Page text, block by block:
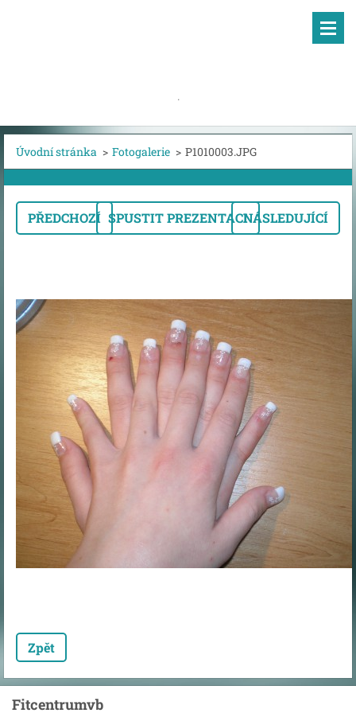
.
Úvodní stránka > Fotogalerie > P1010003.JPG
PŘEDCHOZÍ SPUSTIT PREZENTACINÁSLEDUJÍCÍ
Zpět
Fitcentrumvb